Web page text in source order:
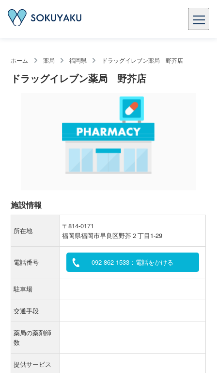
ホーム 薬局 福岡県 ドラッグイレブン薬局 野芥店
ドラッグイレブン薬局 野芥店
施設情報
所在地
〒814-0171
福岡県福岡市早良区野芥２丁目1-29
電話番号 092-862-1533：電話をかける
駐車場
交通手段
薬局の薬剤師
数
提供サービス